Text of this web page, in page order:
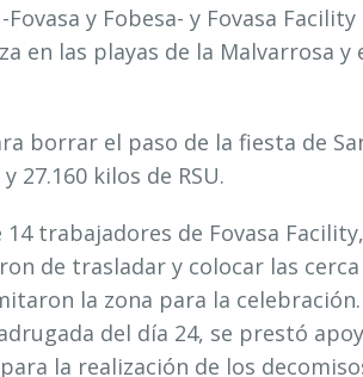
y Fobesa- y Fovasa Facility
en las playas de la Malvarrosa y
borrar el paso de la fiesta de
27.160 kilos de RSU.
trabajadores de Fovasa Facility,
de trasladar y colocar las cerca
la zona para la celebración.
del día 24, se prestó
la realización de los